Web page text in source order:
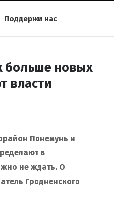
Поддержи нас
больше новых
власти
Понемунь и
в
не ждать. О
Гродненского